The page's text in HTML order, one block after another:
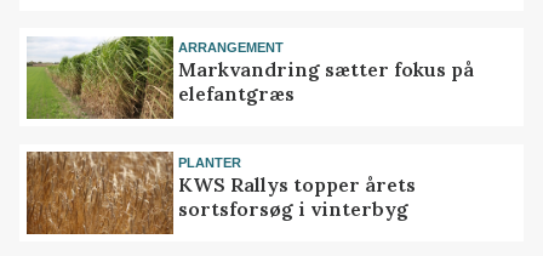
ARRANGEMENT
Markvandring sætter fokus på
elefantgræs
PLANTER
KWS Rallys topper årets
sortsforsøg i vinterbyg